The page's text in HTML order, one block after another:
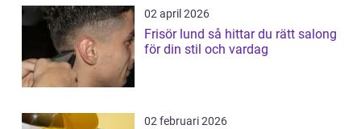
02 april 2026
Frisör lund så hittar du rätt salong
för din stil och vardag
02 februari 2026